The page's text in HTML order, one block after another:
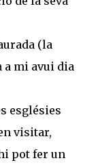
(la
a mi avui dia
esglésies
visitar,
pot fer un